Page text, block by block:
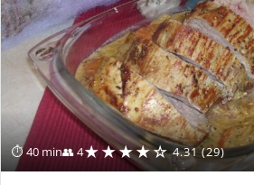
⏱ 40 min👥 4★★★★☆ 4.31 (29)